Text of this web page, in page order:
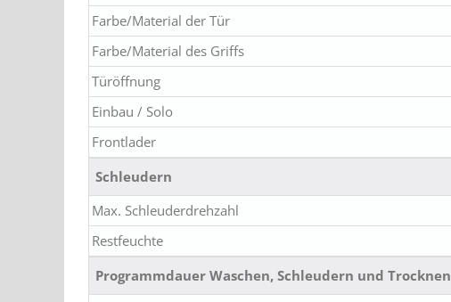
Farbe/Material der Tür
Farbe/Material des Griffs
Türöffnung
Einbau / Solo
Frontlader
Schleudern
Max. Schleuderdrehzahl
Restfeuchte
Programmdauer Waschen, Schleudern und Trocknen